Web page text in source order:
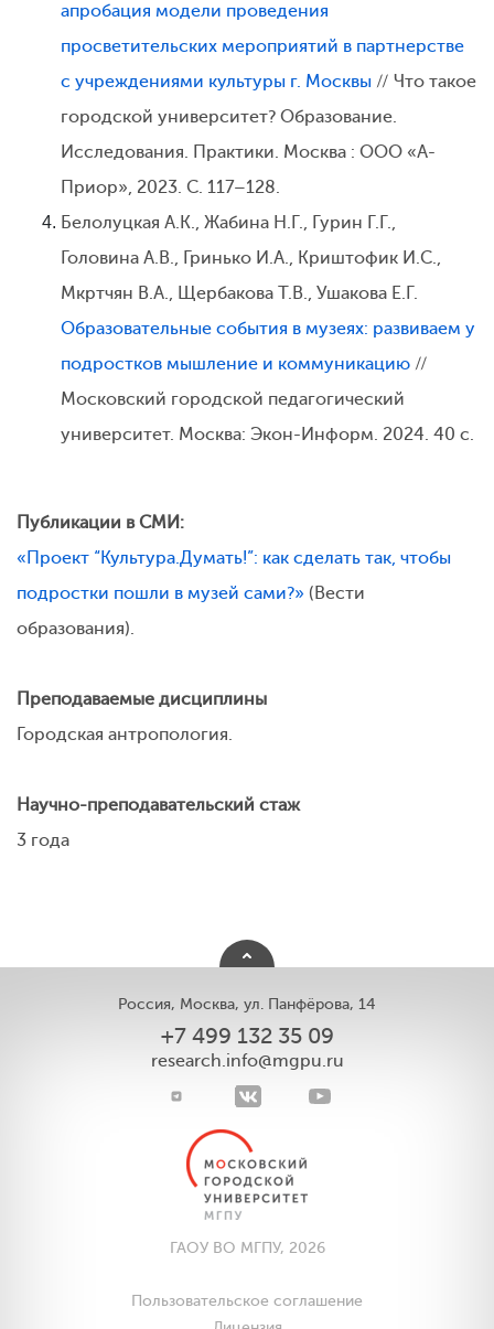
апробация модели проведения
просветительских мероприятий в партнерстве
с учреждениями культуры г. Москвы // Что такое
городской университет? Образование.
Исследования. Практики. Москва : ООО «А-
Приор», 2023. С. 117–128.
Белолуцкая А.К., Жабина Н.Г., Гурин Г.Г.,
Головина А.В., Гринько И.А., Криштофик И.С.,
Мкртчян В.А., Щербакова Т.В., Ушакова Е.Г.
Образовательные события в музеях: развиваем у
подростков мышление и коммуникацию //
Московский городской педагогический
университет. Москва: Экон-Информ. 2024. 40 с.
Публикации в СМИ:
«Проект “Культура.Думать!”: как сделать так, чтобы
подростки пошли в музей сами?» (Вести
образования).
Преподаваемые дисциплины
Городская антропология.
Научно-преподавательский стаж
3 года
Россия, Москва, ул. Панфёрова, 14
+7 499 132 35 09
research.info@mgpu.ru
ГАОУ ВО МГПУ, 2026
Пользовательское соглашение